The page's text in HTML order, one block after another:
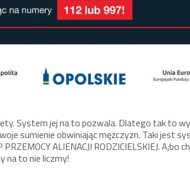
System jej na to pozwala. Dlatego tak to
sumienie obwiniając mężczyzn. Taki jest
ALIENACJI RODZICIELSKIEJ. A;bo
na to nie liczmy!